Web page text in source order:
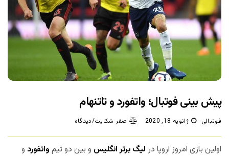
پیش بینی فوتبال؛ واتفورد و تاتنهام
فوتبالی ژانویه 18, 2020 صفر شکایت/دیدگاه
اولین بازی امروز اروپا در لیگ برتر انگلیس و بین دو تیم واتفورد و